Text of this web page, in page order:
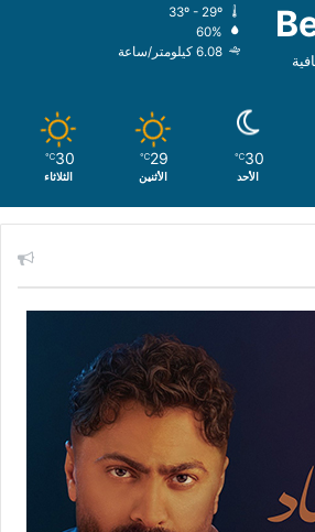
60%
6.08 كيلومتر/ساعة
30
℃
الأحد
29
℃
الأثنين
30
℃
الثلاثاء